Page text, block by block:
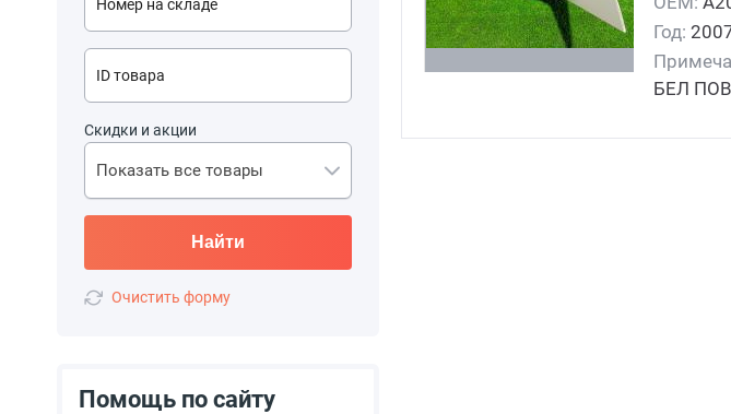
Скидки и акции
Показать все товары
Найти
Очистить форму
Помощь по сайту
Год:
БЕЛ